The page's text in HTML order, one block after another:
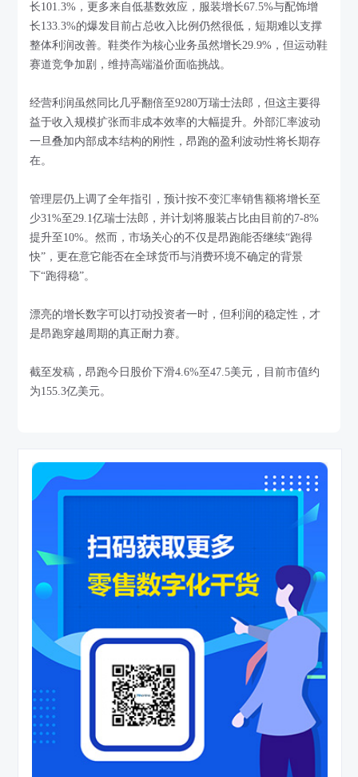
长101.3%，更多来自低基数效应，服装增长67.5%与配饰增
长133.3%的爆发目前占总收入比例仍然很低，短期难以支撑
整体利润改善。鞋类作为核心业务虽然增长29.9%，但运动鞋
赛道竞争加剧，维持高端溢价面临挑战。
经营利润虽然同比几乎翻倍至9280万瑞士法郎，但这主要得
益于收入规模扩张而非成本效率的大幅提升。外部汇率波动
一旦叠加内部成本结构的刚性，昂跑的盈利波动性将长期存
在。
管理层仍上调了全年指引，预计按不变汇率销售额将增长至
少31%至29.1亿瑞士法郎，并计划将服装占比由目前的7-8%
提升至10%。然而，市场关心的不仅是昂跑能否继续“跑得
快”，更在意它能否在全球货币与消费环境不确定的背景
下“跑得稳”。
漂亮的增长数字可以打动投资者一时，但利润的稳定性，才
是昂跑穿越周期的真正耐力赛。
截至发稿，昂跑今日股价下滑4.6%至47.5美元，目前市值约
为155.3亿美元。